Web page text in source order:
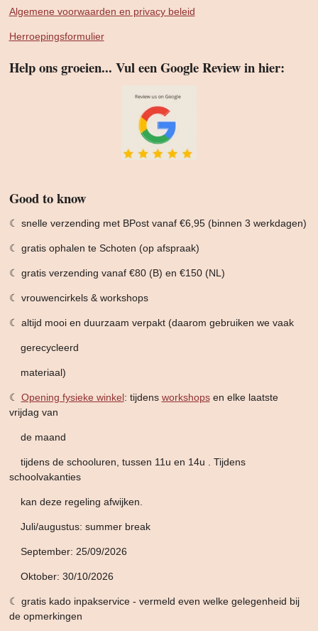
Algemene voorwaarden en privacy beleid
Herroepingsformulier
Help ons groeien... Vul een Google Review in hier:
Good to know
☾ snelle verzending met BPost vanaf €6,95 (binnen 3 werkdagen)
☾ gratis ophalen te Schoten (op afspraak)
☾ gratis verzending vanaf €80 (B) en €150 (NL)
☾ vrouwencirkels & workshops
☾ altijd mooi en duurzaam verpakt (daarom gebruiken we vaak
gerecycleerd
materiaal)
☾ Opening fysieke winkel: tijdens workshopsen elke laatste
vrijdag van
de maand
tijdens de schooluren, tussen 11u en 14u . Tijdens
schoolvakanties
kan dezeregeling afwijken.
Juli/augustus: summer break
September: 25/09/2026
Oktober: 30/10/2026
☾ gratis kado inpakservice - vermeld even welke gelegenheid bij
de opmerkingen